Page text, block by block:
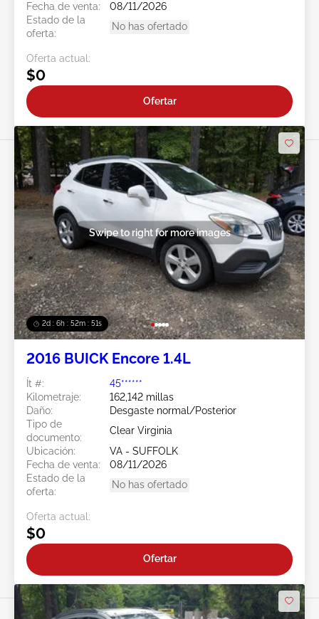
Fecha de venta:
08/11/2026
Estado de la
oferta:
No has ofertado
Oferta actual:
$0
Ofertar
2d : 6h : 52m : 48s
Swipe to right for more images
2016 BUICK Encore 1.4L
Ít #:
45******
Kilometraje:
162,142 millas
Daño:
Desgaste normal/Posterior
Tipo de
documento:
Clear Virginia
Ubicación:
VA - SUFFOLK
Fecha de venta:
08/11/2026
Estado de la
oferta:
No has ofertado
Oferta actual:
$0
Ofertar